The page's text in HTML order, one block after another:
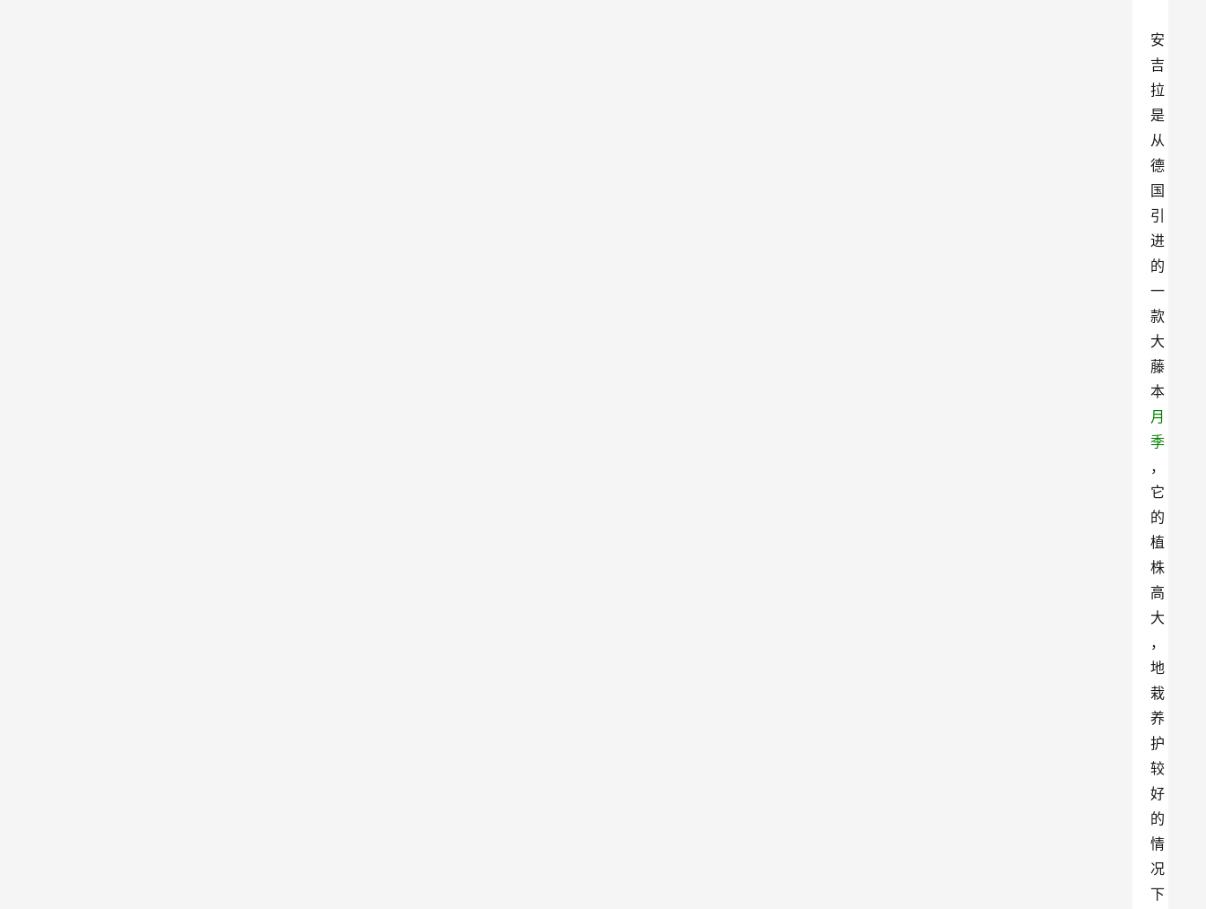
安
吉
拉
是
从
德
国
引
进
的
一
款
大
藤
本
月
季
，
它
的
植
株
高
大
，
地
栽
养
护
较
好
的
情
况
下